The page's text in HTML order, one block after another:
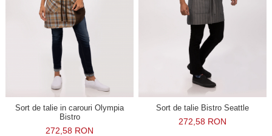
Sort de talie in carouri Olympia
Bistro
272,58 RON
Sort de talie Bistro Seattle
272,58 RON